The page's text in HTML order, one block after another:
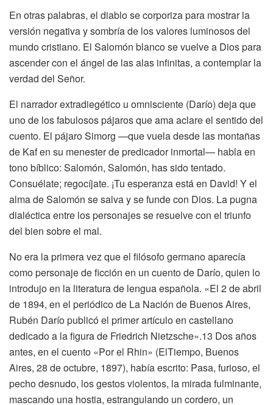
En otras palabras, el diablo se corporiza para mostrar la
versión negativa y sombría de los valores luminosos del
mundo cristiano. El Salomón blanco se vuelve a Dios para
ascender con el ángel de las alas infinitas, a contemplar la
verdad del Señor.
El narrador extradiegético u omnisciente (Darío) deja que
uno de los fabulosos pájaros que ama aclare el sentido del
cuento. El pájaro Simorg —que vuela desde las montañas
de Kaf en su menester de predicador inmortal— habla en
tono bíblico: Salomón, Salomón, has sido tentado.
Consuélate; regocíjate. ¡Tu esperanza está en David! Y el
alma de Salomón se salva y se funde con Dios. La pugna
dialéctica entre los personajes se resuelve con el triunfo
del bien sobre el mal.
No era la primera vez que el filósofo germano aparecía
como personaje de ficción en un cuento de Darío, quien lo
introdujo en la literatura de lengua española. «El 2 de abril
de 1894, en el periódico de La Nación de Buenos Aires,
Rubén Darío publicó el primer artículo en castellano
dedicado a la figura de Friedrich Nietzsche».13 Dos años
antes, en el cuento «Por el Rhin» (ElTiempo, Buenos
Aires, 28 de octubre, 1897), había escrito: Pasa, furioso, el
pecho desnudo, los gestos violentos, la mirada fulminante,
mascando una hostia, estrangulando un cordero, un